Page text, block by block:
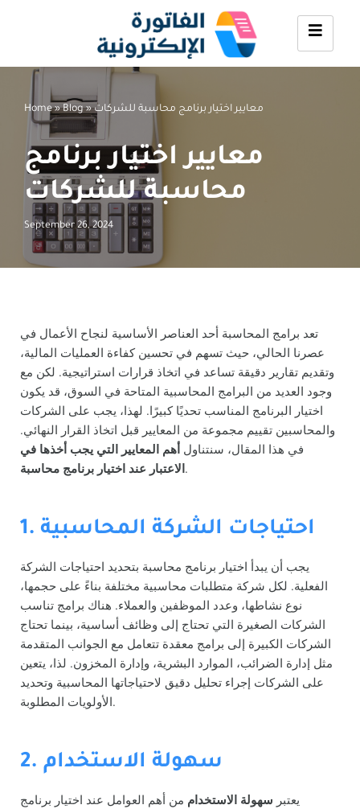
Home»Blog»معايير اختيار برنامج محاسبة للشركات
معايير اختيار برنامج
محاسبة للشركات
September 26, 2024
تعد برامج المحاسبة أحد العناصر الأساسية لنجاح الأعمال في
عصرنا الحالي، حيث تسهم في تحسين كفاءة العمليات المالية،
وتقديم تقارير دقيقة تساعد في اتخاذ قرارات استراتيجية. لكن مع
وجود العديد من البرامج المحاسبية المتاحة في السوق، قد يكون
اختيار البرنامج المناسب تحديًا كبيرًا. لهذا، يجب على الشركات
والمحاسبين تقييم مجموعة من المعايير قبل اتخاذ القرار النهائي.
في هذا المقال، سنتناول أهم المعايير التي يجب أخذها في
الاعتبار عند اختيار برنامج محاسبة .
1. احتياجات الشركة المحاسبية
يجب أن يبدأ اختيار برنامج محاسبة بتحديد احتياجات الشركة
الفعلية. لكل شركة متطلبات محاسبية مختلفة بناءً على حجمها،
نوع نشاطها، وعدد الموظفين والعملاء. هناك برامج تناسب
الشركات الصغيرة التي تحتاج إلى وظائف أساسية، بينما تحتاج
الشركات الكبيرة إلى برامج معقدة تتعامل مع الجوانب المتقدمة
مثل إدارة الضرائب، الموارد البشرية، وإدارة المخزون. لذا، يتعين
على الشركات إجراء تحليل دقيق لاحتياجاتها المحاسبية وتحديد
الأولويات المطلوبة.
2. سهولة الاستخدام
يعتبر سهولة الاستخدام من أهم العوامل عند اختيار برنامج